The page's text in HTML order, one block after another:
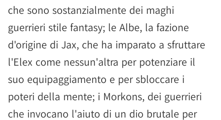
che sono sostanzialmente dei maghi
guerrieri stile fantasy; le Albe, la fazione
d'origine di Jax, che ha imparato a sfruttare
l'Elex come nessun'altra per potenziare il
suo equipaggiamento e per sbloccare i
poteri della mente; i Morkons, dei guerrieri
che invocano l'aiuto di un dio brutale per